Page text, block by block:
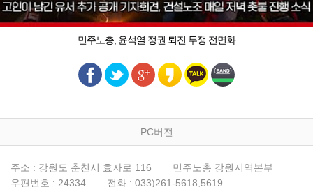
민주노총, 윤석열 정권 퇴진 투쟁 전면화
PC버전
주소 : 강원도 춘천시 효자로 116
민주노총 강원지역본부
우편번호 : 24334
전화 : 033)261-5618,5619